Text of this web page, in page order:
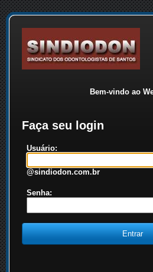
Bem-vindo ao
Faça seu login
Usuário:
@sindiodon.com.br
Senha: